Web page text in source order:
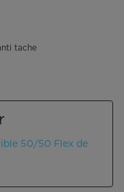
largeur réglable, 1 pleine
tache
50/50 Flex de